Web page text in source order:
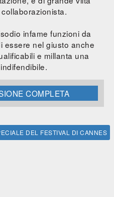
infame funzioni da
essere nel giusto anche
e millanta una
COMPLETA
DEL FESTIVAL DI CANNES